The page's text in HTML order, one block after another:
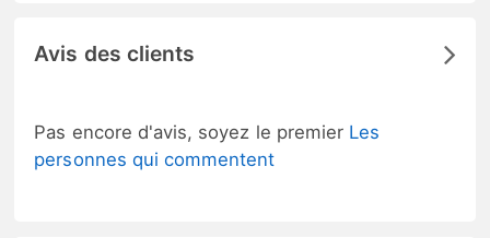
Avis des clients
Pas encore d'avis, soyez le premier Les
personnes qui commentent